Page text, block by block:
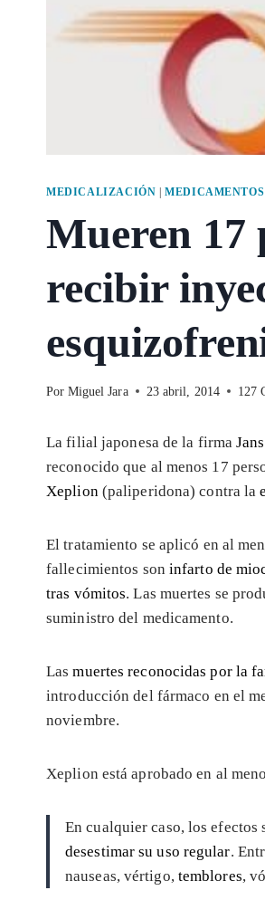
MEDICALIZACIÓN |
Mueren 17
recibir
Por Miguel Jara 23 abril, 2014 127
La filial japonesa de la firma
reconocido que al menos 17
Xeplion(paliperidona) contra la
El tratamiento se aplicó en al
fallecimientos son infarto de
tras vómitos. Las muertes se
suministro del medicamento.
Lasmuertes reconocidas por la
introducción del fármaco en el
noviembre.
Xeplion está aprobado en al
En cualquier caso, los
desestimar su uso regular.
nauseas, vértigo, temblores,